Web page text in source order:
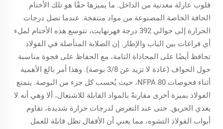
قلوب عازلة معدنية من الداخل. ما يميزها حقًا هو تلك الأختام
الحافة الخاصة المصنوعة من مواد منتفخة. عندما تصل درجات
الحرارة إلى حوالي 392 درجة فهرنهايت، تتوسع هذه الأختام لملء
أي فراغات بين الباب والإطار. إن الصلابة المتأصلة في الفولاذ
تحافظ أيضًا على المحاذاة التامة، مع الحفاظ على فجوة مناسبة
حول الحواف (عادة لا تزيد عن 3/8 بوصة). وهذا أمر بالغ الأهمية
أثناء فحوصات NFPA 80، حيث يُحسب كل جزء من البوصة. يتمتع
الفولاذ بميزة أخرى مقارنةً بالمواد القابلة للاشتعال، ألا وهي أنه لا
يغذي الحريق. حتى عند التعرض لدرجات حرارة شديدة، تقاوم
أبواب الفولاذ التشوه، مما يعني أن الأقفال تظل قابلة للعمل